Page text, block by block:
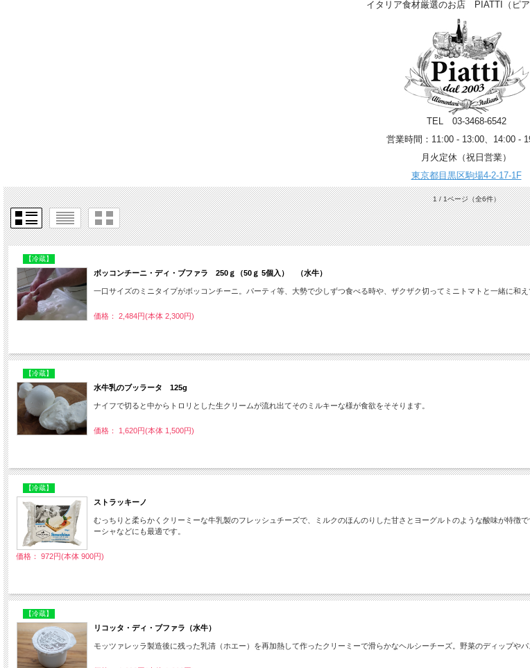
イタリア食材厳選のお店 PIATTI（ピア
TEL 03-3468-6542
営業時間：11:00 - 13:00、14:00 -
月火定休（祝日営業）
東京都目黒区駒場4-2-17-1F
1 / 1ページ（全6件）
【冷蔵】
ボッコンチーニ・ディ・ブファラ 250ｇ（50ｇ 5個入） （水牛）
一口サイズのミニタイプがボッコンチーニ。パーティ等、大勢で少しずつ食べる時や、ザクザク切ってミニトマトと一緒に和え
価格： 2,484円(本体 2,300円)
【冷蔵】
水牛乳のブッラータ 125g
ナイフで切ると中からトロリとした生クリームが流れ出てそのミルキーな様が食欲をそそります。
価格： 1,620円(本体 1,500円)
【冷蔵】
ストラッキーノ
むっちりと柔らかくクリーミーな牛乳製のフレッシュチーズで、ミルクのほんのりした甘さとヨーグルトのような酸味が特
ーシャなどにも最適です。
価格： 972円(本体 900円)
【冷蔵】
リコッタ・ディ・ブファラ（水牛）
モッツァレッラ製造後に残った乳清（ホエー）を再加熱して作ったクリーミーで滑らかなヘルシーチーズ。野菜のディップや